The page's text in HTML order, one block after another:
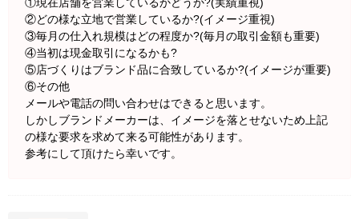
②どの様な立地で営業しているか?(イメージ重視)
③毎月の仕入れ規模はどの程度か?(毎月の取引金額も重要)
④当初は現金取引になるかも?
⑤店づくりはブランド品に合致しているか?(イメージが重要)
⑥その他
メールや電話の問い合わせはできると思います。
しかしブランドメーカーは、イメージを落とせないため上記
の様な要求を求めて来る可能性があります。
参考にして頂けたら幸いです。